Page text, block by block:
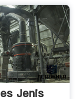
Jenis